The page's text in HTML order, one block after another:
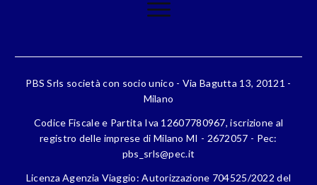
PBS Srls società con socio unico - Via Bagutta 13, 20121 -
Milano
Codice Fiscale e Partita Iva 12607780967, iscrizione al
registro delle imprese di Milano MI - 2672057 - Pec:
pbs_srls@pec.it
Licenza Agenzia Viaggio: Autorizzazione 704525/2022 del